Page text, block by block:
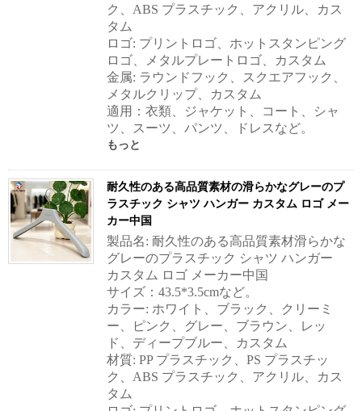
ク、ABS プラスチック、アクリル、カス
タム
ロゴ: プリントロゴ、ホットスタンピング
ロゴ、メタルプレートロゴ、カスタム
金属: ラウンドフック、スクエアフック、
メタルクリップ、カスタム
適用：衣類、ジャケット、コート、シャ
ツ、スーツ、パンツ、ドレスなど。
もっと
耐久性のある高品質素材の滑らかなグレーのプ
ラスチック シャツ ハンガー カスタム ロゴ メー
カー中国
製品名: 耐久性のある高品質素材滑らかな
グレーのプラスチック シャツ ハンガー
カスタム ロゴ メーカー中国
サイズ：43.5*3.5cmなど。
カラー: ホワイト、ブラック、クリーミ
ー、ピンク、グレー、ブラウン、レッ
ド、ディープブルー、カスタム
材質: PP プラスチック、PS プラスチッ
ク、ABS プラスチック、アクリル、カス
タム